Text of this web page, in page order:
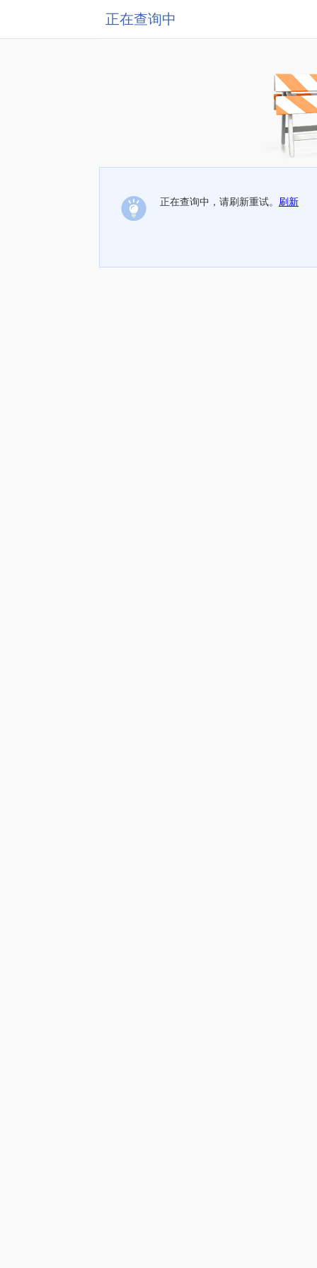
正在查询中
正在查询中，请刷新重试。 刷新